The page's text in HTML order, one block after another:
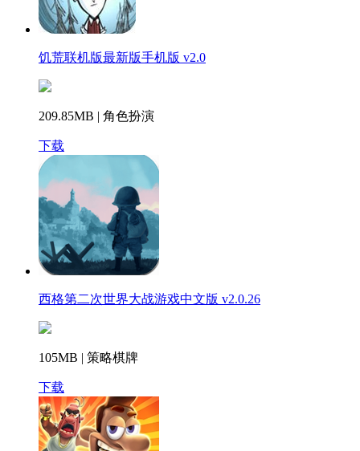
饥荒联机版最新版手机版 v2.0
209.85MB | 角色扮演
下载
西格第二次世界大战游戏中文版 v2.0.26
105MB | 策略棋牌
下载